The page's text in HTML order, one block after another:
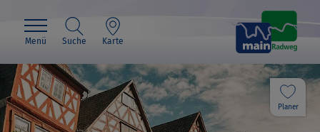
Menü Suche Karte
Planer